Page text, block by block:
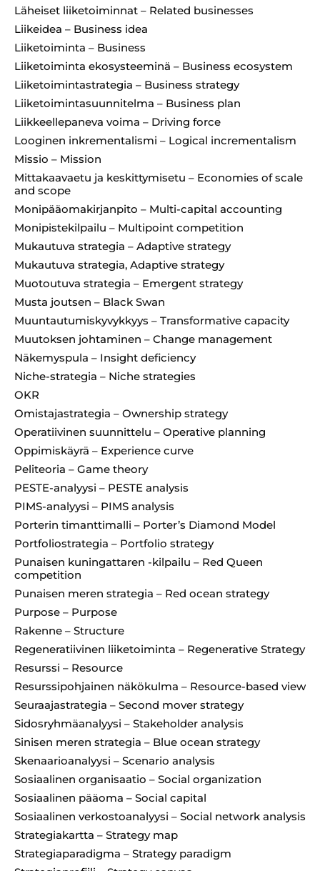
Läheiset liiketoiminnat – Related businesses
Liikeidea – Business idea
Liiketoiminta – Business
Liiketoiminta ekosysteeminä – Business ecosystem
Liiketoimintastrategia – Business strategy
Liiketoimintasuunnitelma – Business plan
Liikkeellepaneva voima – Driving force
Looginen inkrementalismi – Logical incrementalism
Missio – Mission
Mittakaavaetu ja keskittymisetu – Economies of scale
and scope
Monipääomakirjanpito – Multi-capital accounting
Monipistekilpailu – Multipoint competition
Mukautuva strategia – Adaptive strategy
Mukautuva strategia, Adaptive strategy
Muotoutuva strategia – Emergent strategy
Musta joutsen – Black Swan
Muuntautumiskyvykkyys – Transformative capacity
Muutoksen johtaminen – Change management
Näkemyspula – Insight deficiency
Niche-strategia – Niche strategies
OKR
Omistajastrategia – Ownership strategy
Operatiivinen suunnittelu – Operative planning
Oppimiskäyrä – Experience curve
Peliteoria – Game theory
PESTE-analyysi – PESTE analysis
PIMS-analyysi – PIMS analysis
Porterin timanttimalli – Porter’s Diamond Model
Portfoliostrategia – Portfolio strategy
Punaisen kuningattaren -kilpailu – Red Queen
competition
Punaisen meren strategia – Red ocean strategy
Purpose – Purpose
Rakenne – Structure
Regeneratiivinen liiketoiminta – Regenerative Strategy
Resurssi – Resource
Resurssipohjainen näkökulma – Resource-based view
Seuraajastrategia – Second mover strategy
Sidosryhmäanalyysi – Stakeholder analysis
Sinisen meren strategia – Blue ocean strategy
Skenaarioanalyysi – Scenario analysis
Sosiaalinen organisaatio – Social organization
Sosiaalinen pääoma – Social capital
Sosiaalinen verkostoanalyysi – Social network analysis
Strategiakartta – Strategy map
Strategiaparadigma – Strategy paradigm